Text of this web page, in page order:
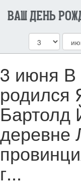
ВАШ ДЕНЬ
3 июня В
родился
деревне
г...